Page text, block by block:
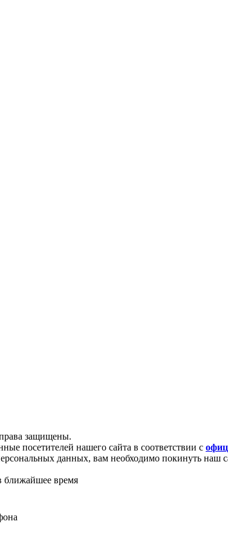
защищены.
посетителей нашего сайта в соответствии с
данных, вам необходимо покинуть наш
ближайшее время